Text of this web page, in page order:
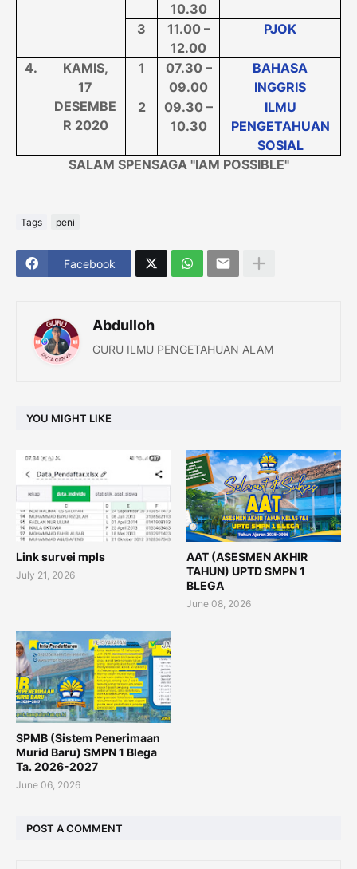
10.30
3
11.00 –
12.00
PJOK
4. KAMIS,
17
DESEMBE
R 2020
1
07.30 –
09.00
BAHASA
INGGRIS
2
09.30 –
10.30
ILMU
PENGETAHUAN
SOSIAL
SALAM SPENSAGA "IAM POSSIBLE"
Tags peni
Facebook
Abdulloh
GURU ILMU PENGETAHUAN ALAM
YOU MIGHT LIKE
Link survei mpls
July 21, 2026
AAT (ASESMEN AKHIR
TAHUN) UPTD SMPN 1
BLEGA
June 08, 2026
SPMB (Sistem Penerimaan
Murid Baru) SMPN 1 Blega
Ta. 2026-2027
June 06, 2026
POST A COMMENT